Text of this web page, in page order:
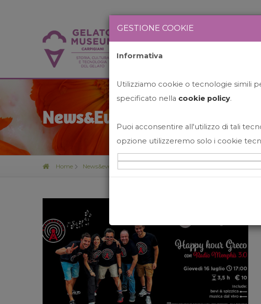
News&Events
Home News&events
GESTIONE COOKIE
Informativa
Utilizziamo cookie o tecnologie simili
specificato nella cookie policy.
Puoi acconsentire all'utilizzo di tali
opzione utilizzeremo solo i cookie